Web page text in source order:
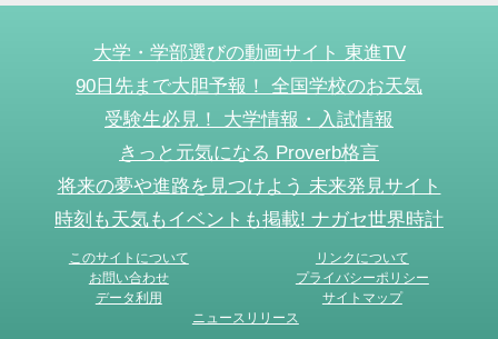
大学・学部選びの動画サイト 東進TV
90日先まで大胆予報！ 全国学校のお天気
受験生必見！ 大学情報・入試情報
きっと元気になる Proverb格言
将来の夢や進路を見つけよう 未来発見サイト
時刻も天気もイベントも掲載! ナガセ世界時計
このサイトについて
リンクについて
お問い合わせ
プライバシーポリシー
データ利用
サイトマップ
ニュースリリース